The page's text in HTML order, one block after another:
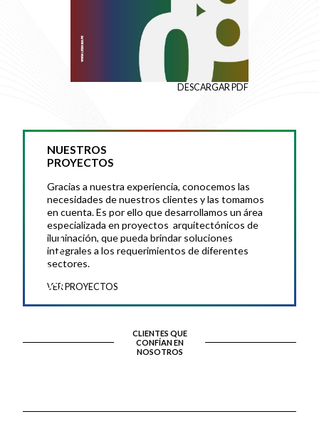
DESCARGAR PDF
DRIVERS
NUESTROS
PROYECTOS
Gracias a nuestra experiencia, conocemos las
necesidades de nuestros clientes y las tomamos
en cuenta. Es por ello que desarrollamos un área
especializada en proyectos arquitectónicos de
iluminación, que pueda brindar soluciones
integrales a los requerimientos de diferentes
sectores.
VER PROYECTOS
CLIENTES QUE
CONFÍAN EN
NOSOTROS